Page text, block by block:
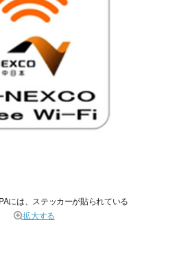
には、ステッカーが貼られている
拡大する